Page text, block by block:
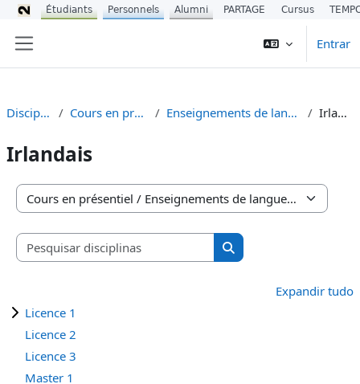
Entrar
Disciplinas Cours en présentiel Enseignements de langues (UEL) Irlandais
Irlandais
Categorias de disciplinas
Pesquisar disciplinas
Pesquisar disciplinas
Expandir tudo
Licence 1
Licence 2
Licence 3
Master 1
Étudiants Personnels Alumni PARTAGE Cursus